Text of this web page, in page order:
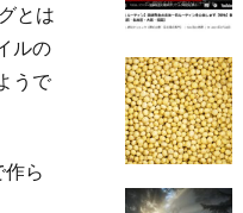
とは
ルの
うで
ら